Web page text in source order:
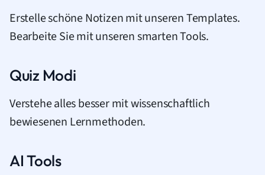
Erstelle schöne Notizen mit unseren Templates.
Bearbeite Sie mit unseren smarten Tools.
Quiz Modi
Verstehe alles besser mit wissenschaftlich
bewiesenen Lernmethoden.
AI Tools